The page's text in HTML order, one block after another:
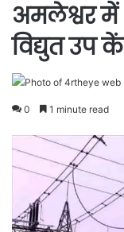
अमलेश्वर में
विद्युत उप
0 1 minute read